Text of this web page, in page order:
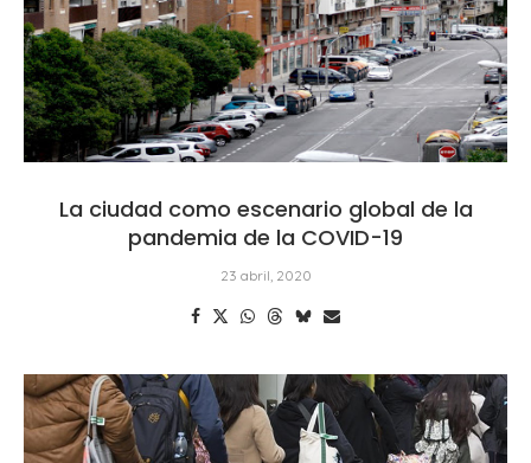
La ciudad como escenario global de la
pandemia de la COVID-19
23 abril, 2020